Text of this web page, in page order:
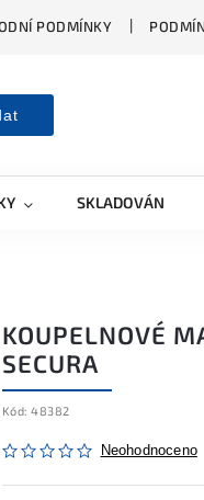
PODMÍNKY
SKLADOVÁNÍ A
KOUPELNOVÉ
SECURA
Kód: 48382
Neohodnoceno